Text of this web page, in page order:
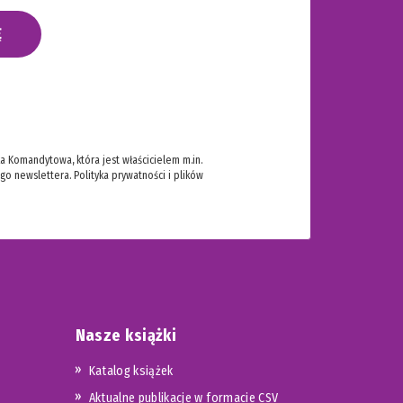
która jest właścicielem m.in.
newslettera. Polityka prywatności i plików
Nasze książki
Katalog książek
Aktualne publikacje w formacie CSV